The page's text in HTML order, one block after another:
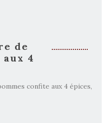
de
aux 4
confite aux 4 épices,